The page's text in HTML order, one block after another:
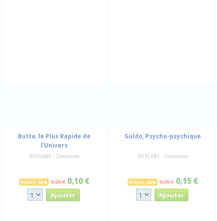
Butta, le Plus Rapide de
l'Univers
BT10-080 - Commune
Promo -60% 0,25 € 0,10 €
Guldo, Psycho-psychique
BT10-081 - Commune
Promo -40% 0,25 € 0,15 €